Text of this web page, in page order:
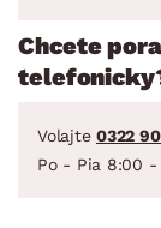
Chcete
Volajte 0322
Po - Pia 8:00 -